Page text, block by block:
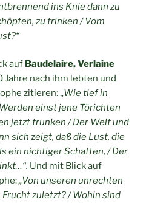
ins Knie dann zu
zu trinken / Vom
auf Baudelaire, Verlaine
Jahre nach ihm lebten und
zitieren: „Wie tief in
einst jene Törichten
jetzt trunken / Der Welt und
sich zeigt, daß die Lust, die
ein nichtiger Schatten, / Der
Und mit Blick auf
„Von unseren unrechten
Frucht zuletzt? / Wohin sind